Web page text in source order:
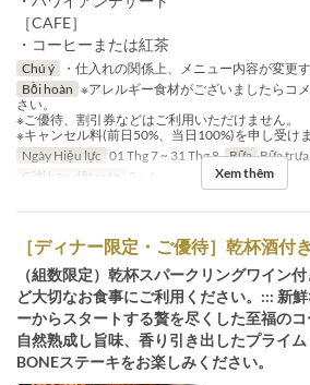
［CAFE］
・コーヒーまたは紅茶
Chú ý
・仕入れの関係上、メニュー内容が変更
Bồi hoàn ※アレルギー食材がございましたらコ
さい。
※ご優待、割引券などはご利用いただけません。
※キャンセル料(前日50%、当日100%)を申し受けま
Ngày Hiệu lực 01 Thg 7 ~ 31 Thg 8 Bữa Bữa
Giới hạn dặt món
2 ~ 6 Xem thêm
［ディナー限定・ご優待］乾杯酒付
（組数限定）乾杯スパークリングワイン
ど大切なお食事にご利用ください。::: 新
ーからスタートする贅を尽くした至福の
自然熟成し旨味、香り引き出したプライ
BONEステーキをお楽しみください。